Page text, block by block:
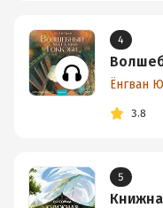
4
Ёнгван Ю
3.8
5